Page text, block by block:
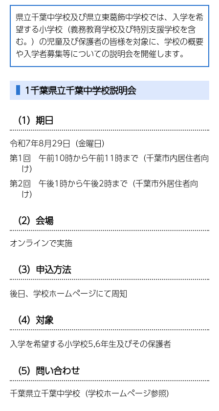
県立千葉中学校及び県立東葛飾中学校では、入学を希
望する小学校（義務教育学校及び特別支援学校を含
む。）の児童及び保護者の皆様を対象に、学校の概要
や入学者募集等についての説明会を開催します。
1千葉県立千葉中学校説明会
（1）期日
令和7年8月29日（金曜日）
第1回 午前10時から午前11時まで（千葉市内居住者向
け）
第2回 午後1時から午後2時まで（千葉市外居住者向
け）
（2）会場
オンラインで実施
（3）申込方法
後日、学校ホームページにて周知
（4）対象
入学を希望する小学校5,6年生及びその保護者
（5）問い合わせ
千葉県立千葉中学校（学校ホームページ参照）